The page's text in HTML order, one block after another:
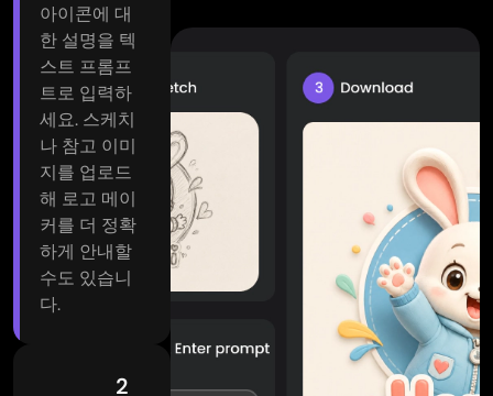
아이콘에 대
한 설명을 텍
스트 프롬프
트로 입력하
세요. 스케치
나 참고 이미
지를 업로드
해 로고 메이
커를 더 정확
하게 안내할
수도 있습니
다.
2